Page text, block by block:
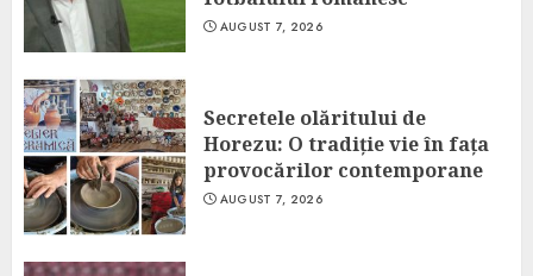
AUGUST 7, 2026
Secretele olăritului de
Horezu: O tradiție vie în fața
provocărilor contemporane
AUGUST 7, 2026